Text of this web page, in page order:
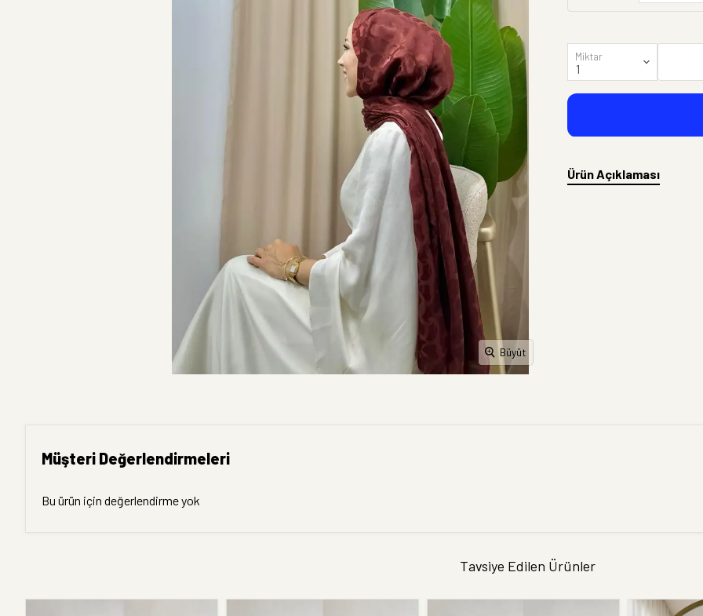
Büyüt
Miktar
Ürün Açıklaması
Müşteri Değerlendirmeleri
Bu ürün için değerlendirme yok
Tavsiye Edilen Ürünler